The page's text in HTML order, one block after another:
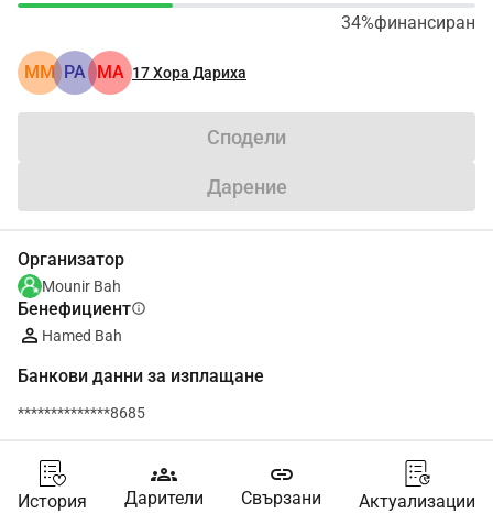
34%финансиран
MM PA MA 17Хора Дариха
Сподели
Дарение
Организатор
Mounir Bah
Бенефициентinfo
Hamed Bah
Банкови данни за изплащане
**************8685
История
groups
Дарители
link
Свързани Актуализации